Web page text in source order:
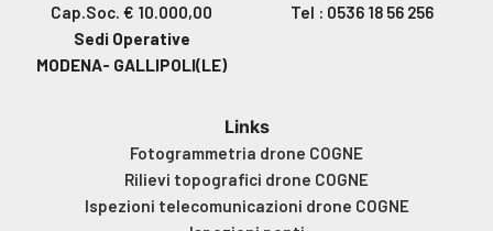
Cap.Soc. € 10.000,00
Sedi Operative
MODENA- GALLIPOLI(LE)
Tel : 0536 18 56 256
Links
Fotogrammetria drone COGNE
Rilievi topografici drone COGNE
Ispezioni telecomunicazioni drone COGNE